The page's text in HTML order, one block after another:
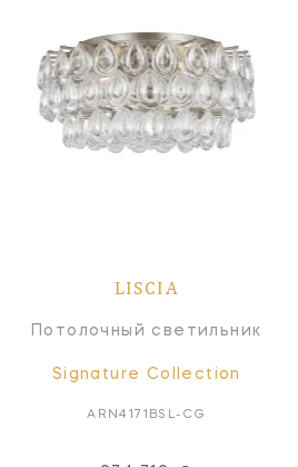
LISCIA
Потолочный светильник
Signature Collection
ARN4171BSL-CG